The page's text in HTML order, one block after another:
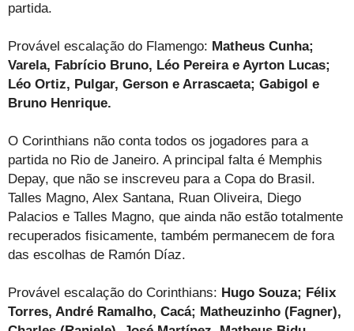
partida.
Provável escalação do Flamengo: Matheus Cunha;
Varela, Fabrício Bruno, Léo Pereira e Ayrton Lucas;
Léo Ortiz, Pulgar, Gerson e Arrascaeta; Gabigol e
Bruno Henrique.
O Corinthians não conta todos os jogadores para a
partida no Rio de Janeiro. A principal falta é Memphis
Depay, que não se inscreveu para a Copa do Brasil.
Talles Magno, Alex Santana, Ruan Oliveira, Diego
Palacios e Talles Magno, que ainda não estão totalmente
recuperados fisicamente, também permanecem de fora
das escolhas de Ramón Díaz.
Provável escalação do Corinthians: Hugo Souza; Félix
Torres, André Ramalho, Cacá; Matheuzinho (Fagner),